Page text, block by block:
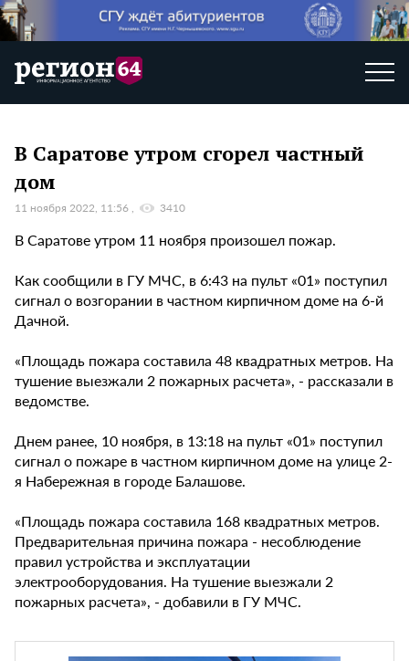
В Саратове утром сгорел частный
дом
11 ноября 2022, 11:56 3410
В Саратове утром 11 ноября произошел пожар.
Как сообщили в ГУ МЧС, в 6:43 на пульт «01» поступил
сигнал о возгорании в частном кирпичном доме на 6-й
Дачной.
«Площадь пожара составила 48 квадратных метров. На
тушение выезжали 2 пожарных расчета», - рассказали в
ведомстве.
Днем ранее, 10 ноября, в 13:18 на пульт «01» поступил
сигнал о пожаре в частном кирпичном доме на улице 2-
я Набережная в городе Балашове.
«Площадь пожара составила 168 квадратных метров.
Предварительная причина пожара - несоблюдение
правил устройства и эксплуатации
электрооборудования. На тушение выезжали 2
пожарных расчета», - добавили в ГУ МЧС.